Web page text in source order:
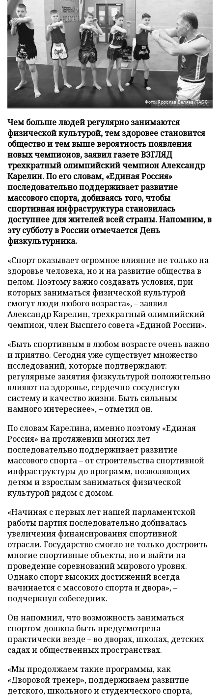
Фото: Ярослав Беляев/ТАСС
Чем больше людей регулярно занимаются
физической культурой, тем здоровее становится
общество и тем выше вероятность появления
новых чемпионов, заявил газете ВЗГЛЯД
трехкратный олимпийский чемпион Александр
Карелин. По его словам, «Единая Россия»
последовательно поддерживает развитие
массового спорта, добиваясь того, чтобы
спортивная инфраструктура становилась
доступнее для жителей всей страны. Напомним, в
эту субботу в России отмечается День
физкультурника.
«Спорт оказывает огромное влияние не только на
здоровье человека, но и на развитие общества в
целом. Поэтому важно создавать условия, при
которых заниматься физической культурой
смогут люди любого возраста», – заявил
Александр Карелин, трехкратный олимпийский
чемпион, член Высшего совета «Единой России».
«Быть спортивным в любом возрасте очень важно
и приятно. Сегодня уже существует множество
исследований, которые подтверждают:
регулярные занятия физкультурой положительно
влияют на здоровье, сердечно-сосудистую
систему и качество жизни. Быть сильным
намного интереснее», – отметил он.
По словам Карелина, именно поэтому «Единая
Россия» на протяжении многих лет
последовательно поддерживает развитие
массового спорта – от строительства спортивной
инфраструктуры до программ, позволяющих
детям и взрослым заниматься физической
культурой рядом с домом.
«Начиная с первых лет нашей парламентской
работы партия последовательно добивалась
увеличения финансирования спортивной
отрасли. Государство смогло не только достроить
многие спортивные объекты, но и выйти на
проведение соревнований мирового уровня.
Однако спорт высоких достижений всегда
начинается с массового спорта и двора», –
подчеркнул собеседник.
Он напомнил, что возможность заниматься
спортом должна быть предусмотрена
практически везде – во дворах, школах, детских
садах и общественных пространствах.
«Мы продолжаем такие программы, как
«Дворовой тренер», поддерживаем развитие
детского, школьного и студенческого спорта,